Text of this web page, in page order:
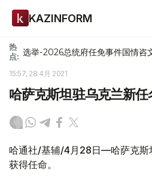
KAZINFORM
热
点: 选举-2026总统府任免事件国情咨
15:57, 28 4月 2021
哈萨克斯坦驻乌克兰新
哈通社/基辅/4月28日—哈萨克斯
获得任命。